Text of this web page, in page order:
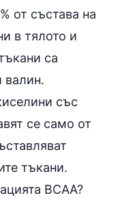
от състава на
в тялото и
са
валин.
със
се само от
тъкани.
BCAA?